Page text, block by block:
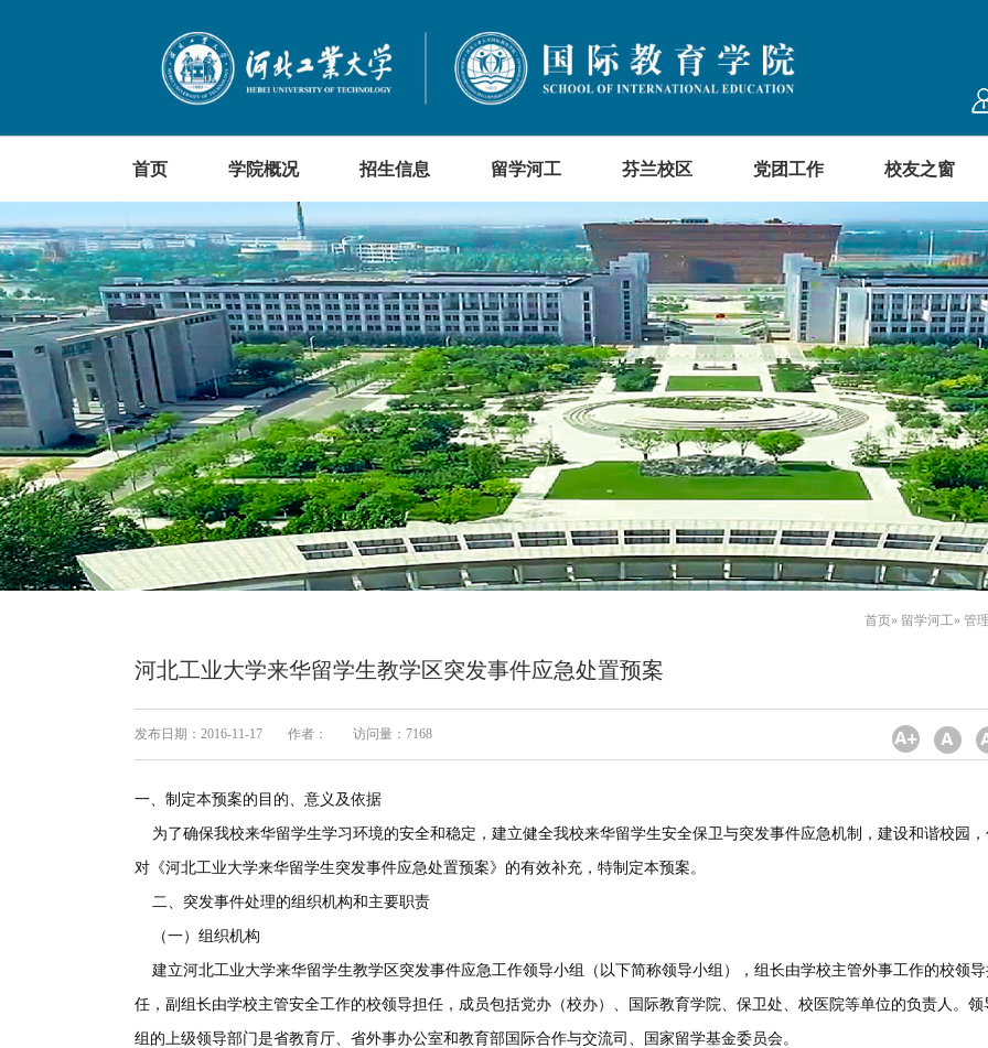
首页 学院概况 招生信息 留学河工 芬兰校区 党团工作 校友之窗
首页» 留学河工» 管
河北工业大学来华留学生教学区突发事件应急处置预案
发布日期：2016-11-17 作者： 访问量： 7168
一、制定本预案的目的、意义及依据
为了确保我校来华留学生学习环境的安全和稳定，建立健全我校来华留学生安全保卫与突发事件应急机制，建设和谐校园，
对《河北工业大学来华留学生突发事件应急处置预案》的有效补充，特制定本预案。
二、突发事件处理的组织机构和主要职责
（一）组织机构
建立河北工业大学来华留学生教学区突发事件应急工作领导小组（以下简称领导小组），组长由学校主管外事工作的校领导
任，副组长由学校主管安全工作的校领导担任，成员包括党办（校办）、国际教育学院、保卫处、校医院等单位的负责人。领
组的上级领导部门是省教育厅、省外事办公室和教育部国际合作与交流司、国家留学基金委员会。